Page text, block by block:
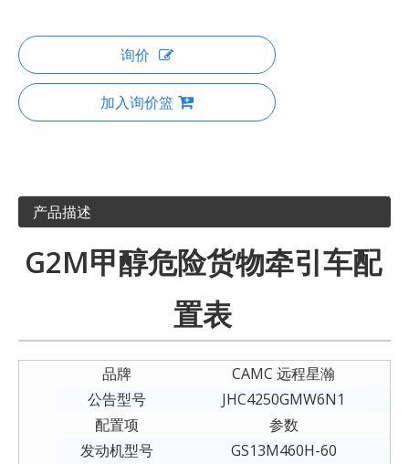
询价
加入询价篮
产品描述
G2M甲醇危险货物牵引车配
置表
品牌
CAMC 远程星瀚
公告型号
JHC4250GMW6N1
配置项
参数
发动机型号
GS13M460H-60